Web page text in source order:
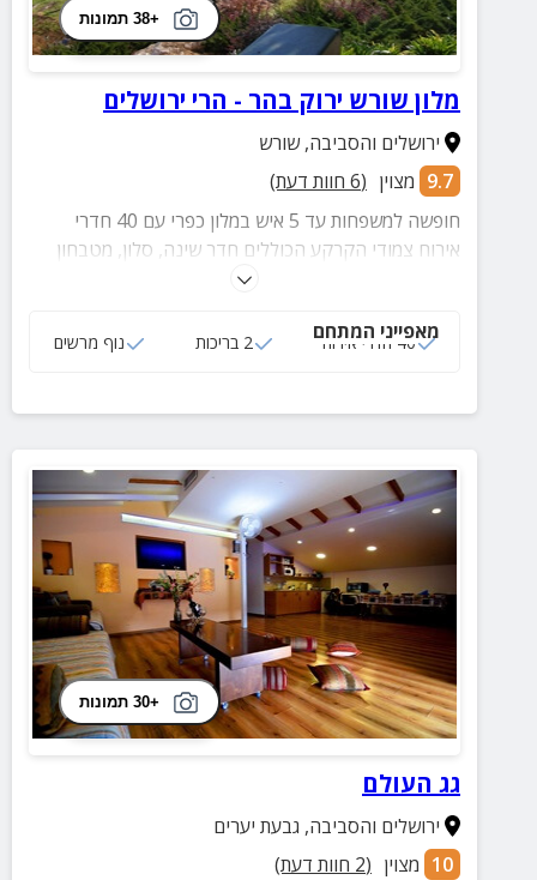
+38 תמונות
מלון שורש ירוק בהר - הרי ירושלים
ירושלים והסביבה,שורש
9.7 מצוין (
6 חוות דעת)
חופשה למשפחות עד 5 איש במלון כפרי עם 40 חדרי
אירוח צמודי הקרקע הכוללים חדר שינה, סלון, מטבחון
מאפייני המתחם
40 חדרי אירוח 2 בריכות נוף מרשים
+30 תמונות
גג העולם
ירושלים והסביבה, גבעת יערים
10 מצוין (
2 חוות דעת)